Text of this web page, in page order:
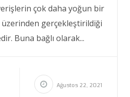
çok daha yoğun bir
gerçekleştirildiği
Buna bağlı olarak...
Ağustos 22, 2021